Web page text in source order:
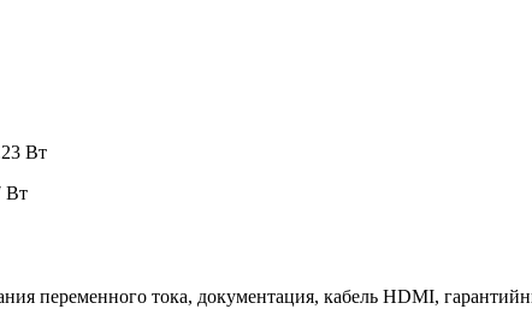
Вт
Вт
переменного тока, документация, кабель HDMI,